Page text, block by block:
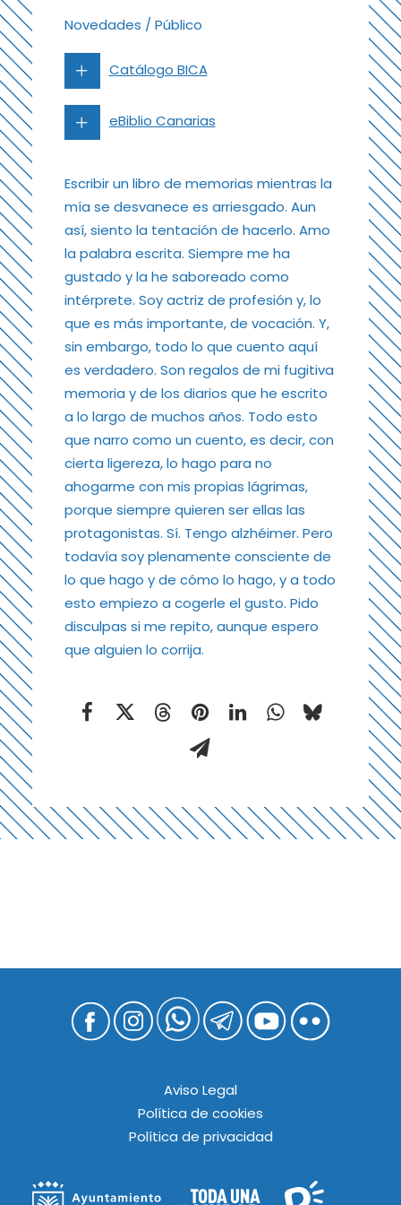
Novedades / Público
Catálogo BICA
eBiblio Canarias
Escribir un libro de memorias mientras la
mía se desvanece es arriesgado. Aun
así, siento la tentación de hacerlo. Amo
la palabra escrita. Siempre me ha
gustado y la he saboreado como
intérprete. Soy actriz de profesión y, lo
que es más importante, de vocación. Y,
sin embargo, todo lo que cuento aquí
es verdadero. Son regalos de mi fugitiva
memoria y de los diarios que he escrito
a lo largo de muchos años. Todo esto
que narro como un cuento, es decir, con
cierta ligereza, lo hago para no
ahogarme con mis propias lágrimas,
porque siempre quieren ser ellas las
protagonistas. Sí. Tengo alzhéimer. Pero
todavía soy plenamente consciente de
lo que hago y de cómo lo hago, y a todo
esto empiezo a cogerle el gusto. Pido
disculpas si me repito, aunque espero
que alguien lo corrija.
Aviso Legal
Política de cookies
Política de privacidad